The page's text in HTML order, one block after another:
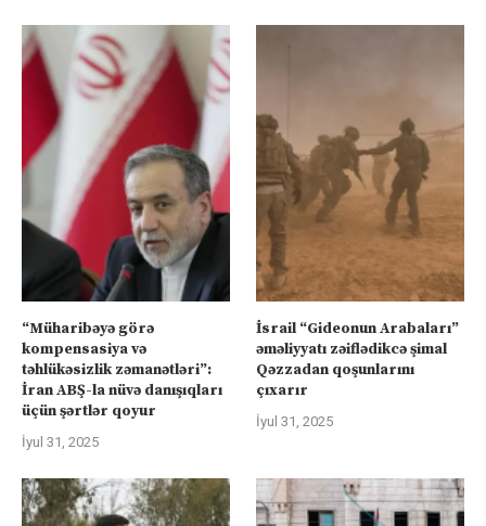
“Müharibəyə görə
kompensasiya və
təhlükəsizlik zəmanətləri”:
İran ABŞ-la nüvə danışıqları
üçün şərtlər qoyur
İyul 31, 2025
İsrail “Gideonun Arabaları”
əməliyyatı zəiflədikcə şimal
Qəzzadan qoşunlarını
çıxarır
İyul 31, 2025